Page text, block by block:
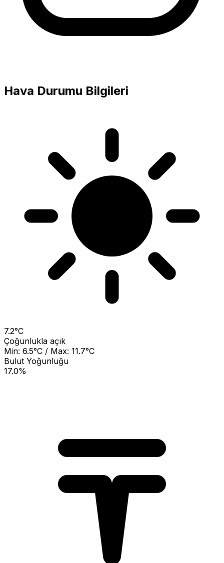
Hava Durumu Bilgileri
7.2°C
Çoğunlukla açık
Min: 6.5°C / Max: 11.7°C
Bulut Yoğunluğu
17.0%